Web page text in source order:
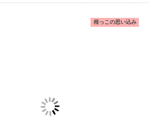
根っこの思い込み